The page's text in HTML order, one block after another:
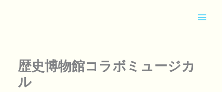
歴史博物館コラボミュージカ
ル